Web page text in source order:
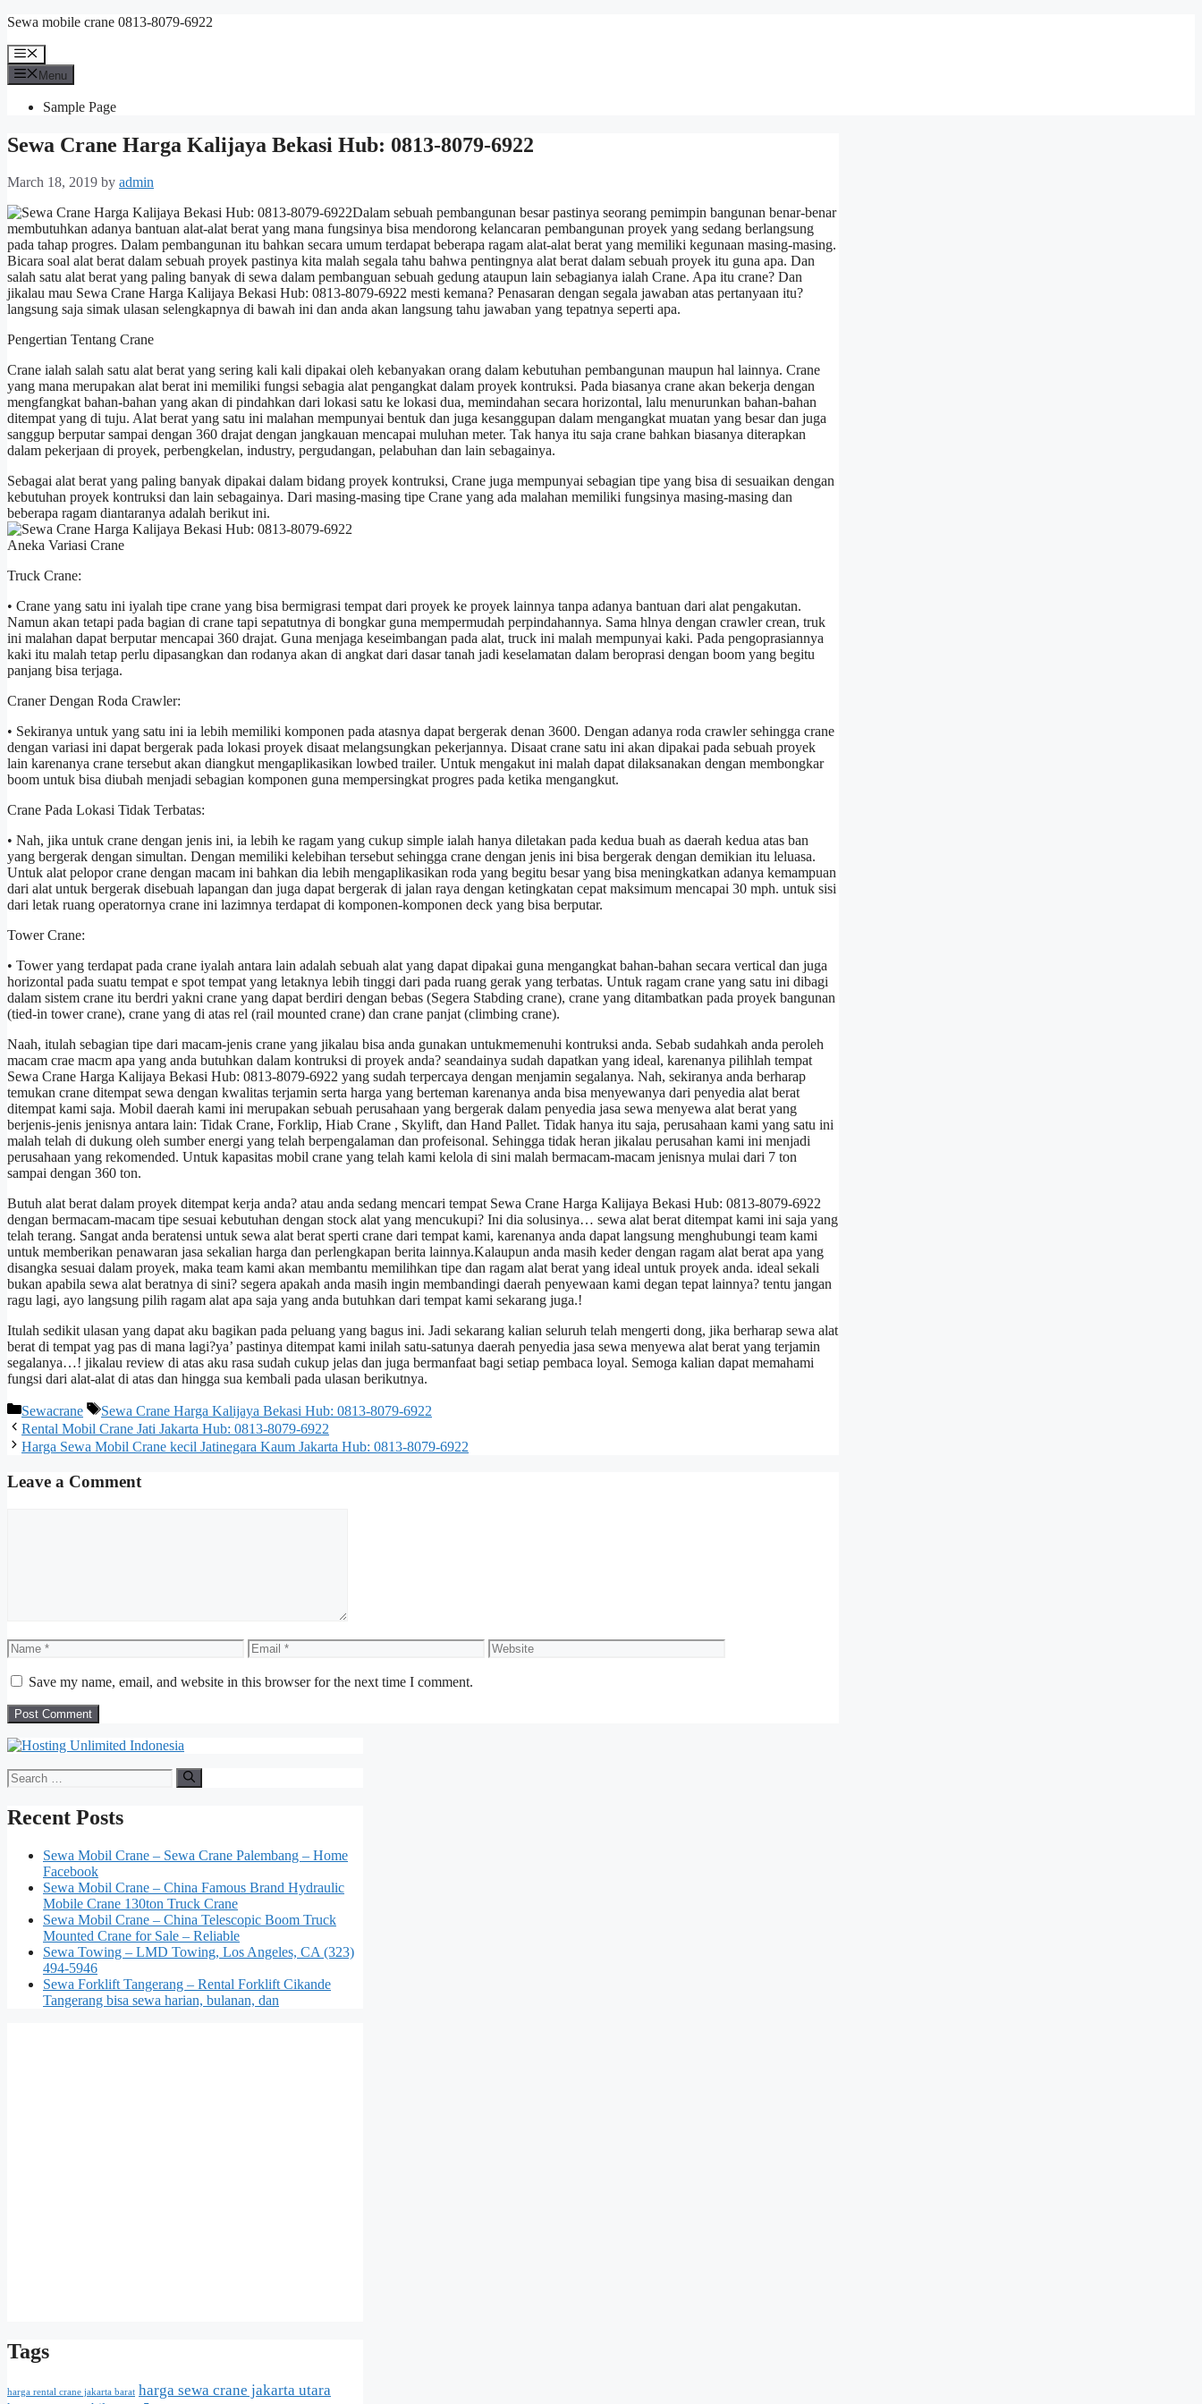
Skip
content
Sewa mobile crane 0813-8079-6922
Menu
Menu
Sample Page
Sewa Crane Harga Kalijaya Bekasi Hub: 0813-8079-6922
March 18, 2019 by admin
Dalam sebuah pembangunan besar pastinya seorang pemimpin bangunan benar-benar
membutuhkan adanya bantuan alat-alat berat yang mana fungsinya bisa mendorong kelancaran pembangunan proyek yang sedang berlangsung
pada tahap progres. Dalam pembangunan itu bahkan secara umum terdapat beberapa ragam alat-alat berat yang memiliki kegunaan masing-masing.
Bicara soal alat berat dalam sebuah proyek pastinya kita malah segala tahu bahwa pentingnya alat berat dalam sebuah proyek itu guna apa. Dan
salah satu alat berat yang paling banyak di sewa dalam pembanguan sebuah gedung ataupun lain sebagianya ialah Crane. Apa itu crane? Dan
jikalau mau Sewa Crane Harga Kalijaya Bekasi Hub: 0813-8079-6922 mesti kemana? Penasaran dengan segala jawaban atas pertanyaan itu?
langsung saja simak ulasan selengkapnya di bawah ini dan anda akan langsung tahu jawaban yang tepatnya seperti apa.
Pengertian Tentang Crane
Crane ialah salah satu alat berat yang sering kali kali dipakai oleh kebanyakan orang dalam kebutuhan pembangunan maupun hal lainnya. Crane
yang mana merupakan alat berat ini memiliki fungsi sebagia alat pengangkat dalam proyek kontruksi. Pada biasanya crane akan bekerja dengan
mengfangkat bahan-bahan yang akan di pindahkan dari lokasi satu ke lokasi dua, memindahan secara horizontal, lalu menurunkan bahan-bahan
ditempat yang di tuju. Alat berat yang satu ini malahan mempunyai bentuk dan juga kesanggupan dalam mengangkat muatan yang besar dan juga
sanggup berputar sampai dengan 360 drajat dengan jangkauan mencapai muluhan meter. Tak hanya itu saja crane bahkan biasanya diterapkan
dalam pekerjaan di proyek, perbengkelan, industry, pergudangan, pelabuhan dan lain sebagainya.
Sebagai alat berat yang paling banyak dipakai dalam bidang proyek kontruksi, Crane juga mempunyai sebagian tipe yang bisa di sesuaikan dengan
kebutuhan proyek kontruksi dan lain sebagainya. Dari masing-masing tipe Crane yang ada malahan memiliki fungsinya masing-masing dan
beberapa ragam diantaranya adalah berikut ini.
Aneka Variasi Crane
Truck Crane:
• Crane yang satu ini iyalah tipe crane yang bisa bermigrasi tempat dari proyek ke proyek lainnya tanpa adanya bantuan dari alat pengakutan.
Namun akan tetapi pada bagian di crane tapi sepatutnya di bongkar guna mempermudah perpindahannya. Sama hlnya dengan crawler crean, truk
ini malahan dapat berputar mencapai 360 drajat. Guna menjaga keseimbangan pada alat, truck ini malah mempunyai kaki. Pada pengoprasiannya
kaki itu malah tetap perlu dipasangkan dan rodanya akan di angkat dari dasar tanah jadi keselamatan dalam beroprasi dengan boom yang begitu
panjang bisa terjaga.
Craner Dengan Roda Crawler:
• Sekiranya untuk yang satu ini ia lebih memiliki komponen pada atasnya dapat bergerak denan 3600. Dengan adanya roda crawler sehingga crane
dengan variasi ini dapat bergerak pada lokasi proyek disaat melangsungkan pekerjannya. Disaat crane satu ini akan dipakai pada sebuah proyek
lain karenanya crane tersebut akan diangkut mengaplikasikan lowbed trailer. Untuk mengakut ini malah dapat dilaksanakan dengan membongkar
boom untuk bisa diubah menjadi sebagian komponen guna mempersingkat progres pada ketika mengangkut.
Crane Pada Lokasi Tidak Terbatas:
• Nah, jika untuk crane dengan jenis ini, ia lebih ke ragam yang cukup simple ialah hanya diletakan pada kedua buah as daerah kedua atas ban
yang bergerak dengan simultan. Dengan memiliki kelebihan tersebut sehingga crane dengan jenis ini bisa bergerak dengan demikian itu leluasa.
Untuk alat pelopor crane dengan macam ini bahkan dia lebih mengaplikasikan roda yang begitu besar yang bisa meningkatkan adanya kemampuan
dari alat untuk bergerak disebuah lapangan dan juga dapat bergerak di jalan raya dengan ketingkatan cepat maksimum mencapai 30 mph. untuk sisi
dari letak ruang operatornya crane ini lazimnya terdapat di komponen-komponen deck yang bisa berputar.
Tower Crane:
• Tower yang terdapat pada crane iyalah antara lain adalah sebuah alat yang dapat dipakai guna mengangkat bahan-bahan secara vertical dan juga
horizontal pada suatu tempat e spot tempat yang letaknya lebih tinggi dari pada ruang gerak yang terbatas. Untuk ragam crane yang satu ini dibagi
dalam sistem crane itu berdri yakni crane yang dapat berdiri dengan bebas (Segera Stabding crane), crane yang ditambatkan pada proyek bangunan
(tied-in tower crane), crane yang di atas rel (rail mounted crane) dan crane panjat (climbing crane).
Naah, itulah sebagian tipe dari macam-jenis crane yang jikalau bisa anda gunakan untukmemenuhi kontruksi anda. Sebab sudahkah anda peroleh
macam crae macm apa yang anda butuhkan dalam kontruksi di proyek anda? seandainya sudah dapatkan yang ideal, karenanya pilihlah tempat
Sewa Crane Harga Kalijaya Bekasi Hub: 0813-8079-6922 yang sudah terpercaya dengan menjamin segalanya. Nah, sekiranya anda berharap
temukan crane ditempat sewa dengan kwalitas terjamin serta harga yang berteman karenanya anda bisa menyewanya dari penyedia alat berat
ditempat kami saja. Mobil daerah kami ini merupakan sebuah perusahaan yang bergerak dalam penyedia jasa sewa menyewa alat berat yang
berjenis-jenis jenisnya antara lain: Tidak Crane, Forklip, Hiab Crane , Skylift, dan Hand Pallet. Tidak hanya itu saja, perusahaan kami yang satu ini
malah telah di dukung oleh sumber energi yang telah berpengalaman dan profeisonal. Sehingga tidak heran jikalau perusahan kami ini menjadi
perusahaan yang rekomended. Untuk kapasitas mobil crane yang telah kami kelola di sini malah bermacam-macam jenisnya mulai dari 7 ton
sampai dengan 360 ton.
Butuh alat berat dalam proyek ditempat kerja anda? atau anda sedang mencari tempat Sewa Crane Harga Kalijaya Bekasi Hub: 0813-8079-6922
dengan bermacam-macam tipe sesuai kebutuhan dengan stock alat yang mencukupi? Ini dia solusinya… sewa alat berat ditempat kami ini saja yang
telah terang. Sangat anda beratensi untuk sewa alat berat sperti crane dari tempat kami, karenanya anda dapat langsung menghubungi team kami
untuk memberikan penawaran jasa sekalian harga dan perlengkapan berita lainnya.Kalaupun anda masih keder dengan ragam alat berat apa yang
disangka sesuai dalam proyek, maka team kami akan membantu memilihkan tipe dan ragam alat berat yang ideal untuk proyek anda. ideal sekali
bukan apabila sewa alat beratnya di sini? segera apakah anda masih ingin membandingi daerah penyewaan kami degan tepat lainnya? tentu jangan
ragu lagi, ayo langsung pilih ragam alat apa saja yang anda butuhkan dari tempat kami sekarang juga.!
Itulah sedikit ulasan yang dapat aku bagikan pada peluang yang bagus ini. Jadi sekarang kalian seluruh telah mengerti dong, jika berharap sewa alat
berat di tempat yag pas di mana lagi?ya’ pastinya ditempat kami inilah satu-satunya daerah penyedia jasa sewa menyewa alat berat yang terjamin
segalanya…! jikalau review di atas aku rasa sudah cukup jelas dan juga bermanfaat bagi setiap pembaca loyal. Semoga kalian dapat memahami
fungsi dari alat-alat di atas dan hingga sua kembali pada ulasan berikutnya.
Categories
Sewacrane Tags
Sewa Crane Harga Kalijaya Bekasi Hub: 0813-8079-6922
Rental Mobil Crane Jati Jakarta Hub: 0813-8079-6922
Harga Sewa Mobil Crane kecil Jatinegara Kaum Jakarta Hub: 0813-8079-6922
Leave a Comment
Name Email Website
Save my name, email, and website in this browser for the next time I comment.
Search
for:
Recent Posts
Sewa Mobil Crane – Sewa Crane Palembang – Home
Facebook
Sewa Mobil Crane – China Famous Brand Hydraulic
Mobile Crane 130ton Truck Crane
Sewa Mobil Crane – China Telescopic Boom Truck
Mounted Crane for Sale – Reliable
Sewa Towing – LMD Towing, Los Angeles, CA (323)
494-5946
Sewa Forklift Tangerang – Rental Forklift Cikande
Tangerang bisa sewa harian, bulanan, dan
Tags
harga rental crane jakarta barat harga sewa crane jakarta utara